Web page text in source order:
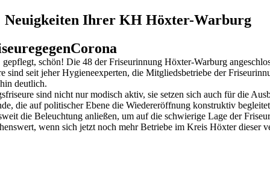
Neuigkeiten Ihrer KH Höxter-Warburg
gepflegt, schön! Die 48 der Friseurinnung Höxter-Warburg
sind seit jeher Hygieneexperten, die Mitgliedsbetriebe der
deutlich.
sind nicht nur modisch aktiv, sie setzen sich auch für die
die auf politischer Ebene die Wiedereröffnung konstruktiv
die Beleuchtung anließen, um auf die schwierige Lage der
wenn sich jetzt noch mehr Betriebe im Kreis Höxter dieser